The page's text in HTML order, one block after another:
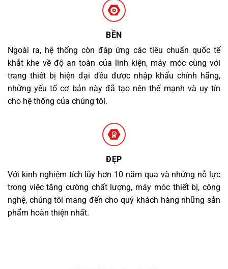
BỀN
Ngoài ra, hệ thống còn đáp ứng các tiêu chuẩn quốc tế
khắt khe về độ an toàn của linh kiện, máy móc cùng với
trang thiết bị hiện đại đều được nhập khẩu chính hãng,
những yếu tố cơ bản này đã tạo nên thế mạnh và uy tín
cho hệ thống của chúng tôi.
ĐẸP
Với kinh nghiệm tích lũy hơn 10 năm qua và những nỗ lực
trong việc tăng cường chất lượng, máy móc thiết bị, công
nghệ, chúng tôi mang đến cho quý khách hàng những sản
phẩm hoàn thiện nhất.